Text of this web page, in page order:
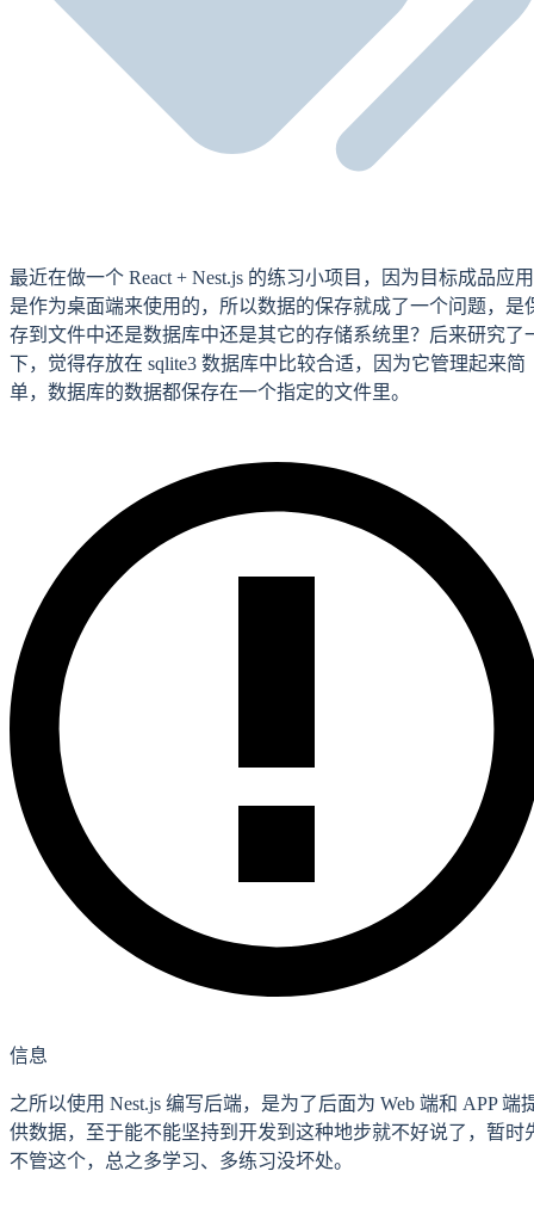
最近在做一个 React + Nest.js 的练习小项目，因为目标成品应用
是作为桌面端来使用的，所以数据的保存就成了一个问题，是
存到文件中还是数据库中还是其它的存储系统里？后来研究了
下，觉得存放在 sqlite3 数据库中比较合适，因为它管理起来简
单，数据库的数据都保存在一个指定的文件里。
信息
之所以使用 Nest.js 编写后端，是为了后面为 Web 端和 APP 端
供数据，至于能不能坚持到开发到这种地步就不好说了，暂时
不管这个，总之多学习、多练习没坏处。